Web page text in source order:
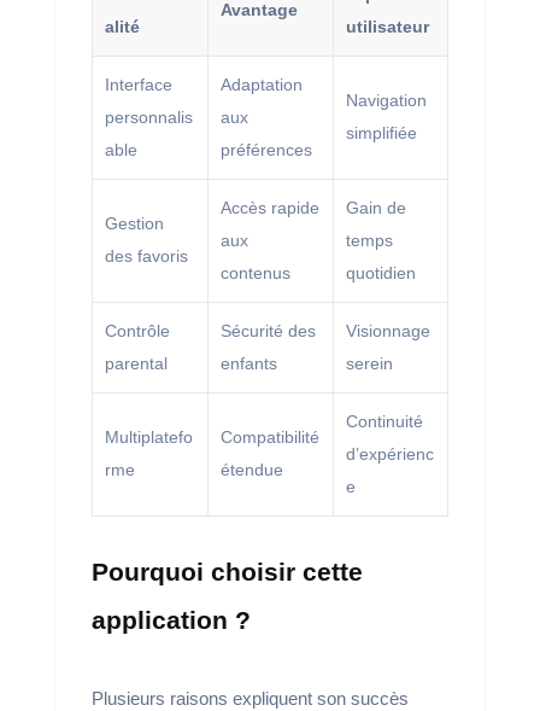
alité
Avantage
utilisateur
Interface
personnalis
able
Adaptation
aux
préférences
Navigation
simplifiée
Gestion
des favoris
Accès rapide
aux
contenus
Gain de
temps
quotidien
Contrôle
parental
Sécurité des
enfants
Visionnage
serein
Multiplatefo
rme
Compatibilité
étendue
Continuité
d’expérienc
e
Pourquoi choisir cette
application ?
Plusieurs raisons expliquent son succès